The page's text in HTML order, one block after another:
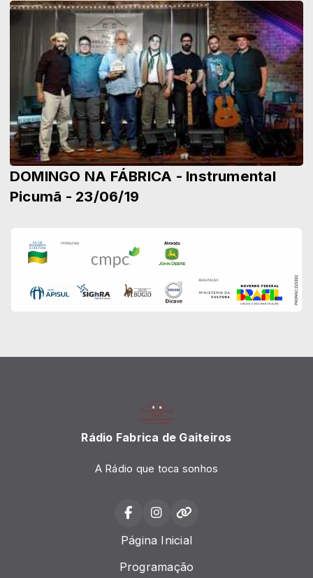
DOMINGO NA FÁBRICA - Instrumental
Picumã - 23/06/19
Rádio Fabrica de Gaiteiros
A Rádio que toca sonhos
Página Inicial
Programação